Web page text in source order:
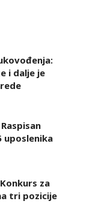
i dalje je
Raspisan
uposlenika
za
tri pozicije